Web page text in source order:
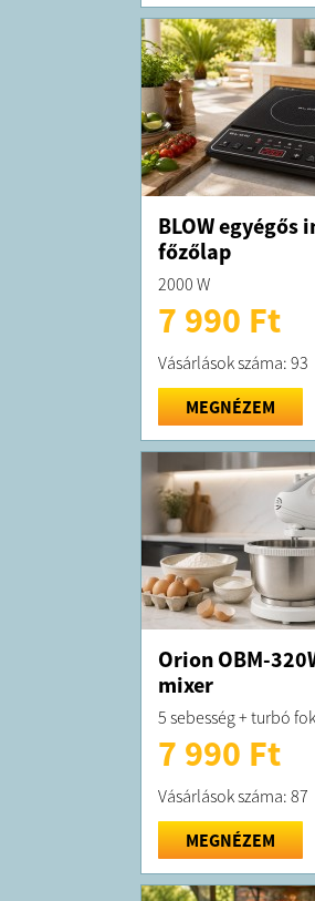
BLOW egyégős
főzőlap
2000 W
7 990 Ft
Vásárlások száma: 93
MEGNÉZEM
Orion OBM-
mixer
5 sebesség + turbó
7 990 Ft
Vásárlások száma: 87
MEGNÉZEM